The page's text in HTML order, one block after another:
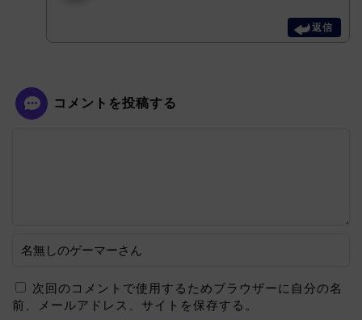
返信
コメントを投稿する
次回のコメントで使用するためブラウザーに自分の名
前、メールアドレス、サイトを保存する。